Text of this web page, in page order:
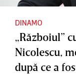
DINAMO
„Războiul”
Nicolescu,
după ce a